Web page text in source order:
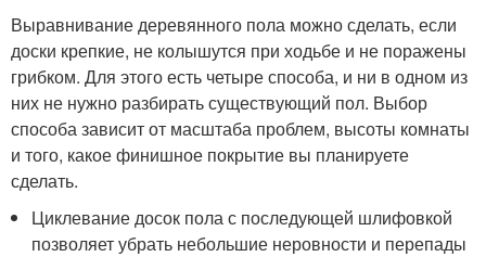
Выравнивание деревянного пола можно сделать, если
доски крепкие, не колышутся при ходьбе и не поражены
грибком. Для этого есть четыре способа, и ни в одном из
них не нужно разбирать существующий пол. Выбор
способа зависит от масштаба проблем, высоты комнаты
и того, какое финишное покрытие вы планируете
сделать.
Циклевание досок пола с последующей шлифовкой
позволяет убрать небольшие неровности и перепады